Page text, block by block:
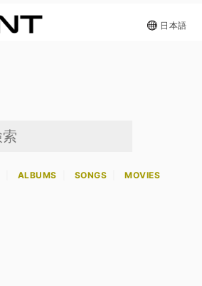
日本語
ALBUMS SONGS MOVIES